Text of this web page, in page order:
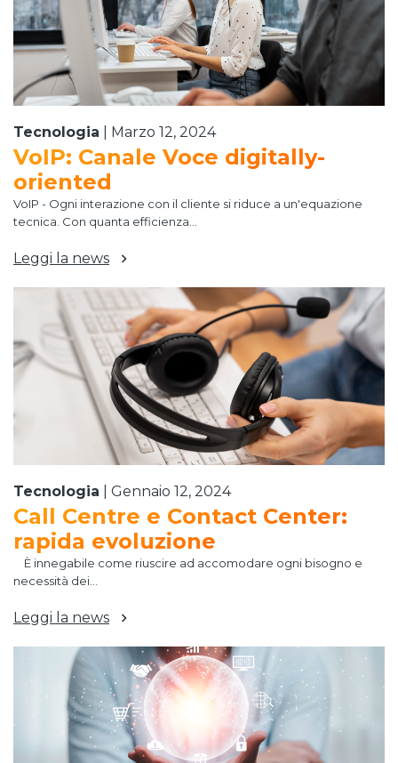
Tecnologia Marzo 12, 2024
VoIP: Canale Voce digitally-
oriented
VoIP - Ogni interazione con il cliente si riduce a un'equazione
tecnica. Con quanta efficienza...
Leggi la news
Tecnologia Gennaio 12, 2024
Call Centre e Contact Center:
rapida evoluzione
È innegabile come riuscire ad accomodare ogni bisogno e
necessità dei...
Leggi la news